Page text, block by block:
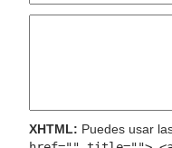
XHTML: Puedes usar